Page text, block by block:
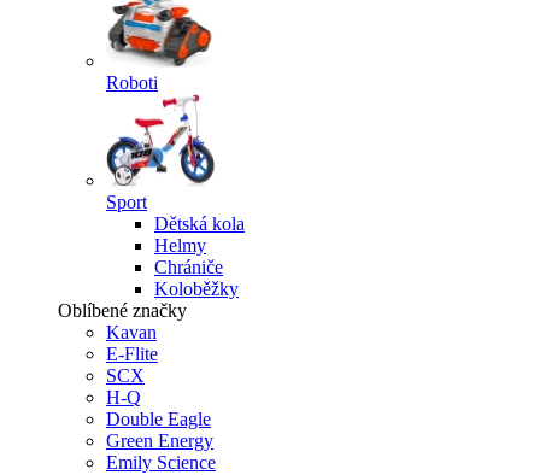
Roboti
Sport
Dětská kola
Helmy
Chrániče
Koloběžky
Oblíbené značky
Kavan
E-Flite
SCX
H-Q
Double Eagle
Green Energy
Emily Science